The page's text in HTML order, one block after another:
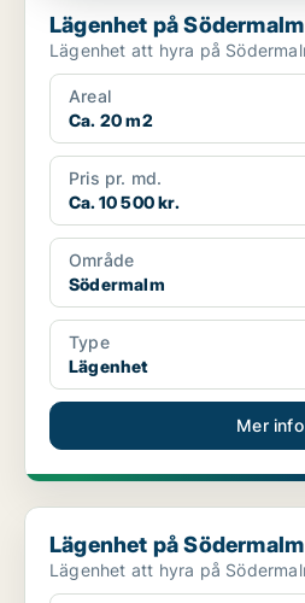
Lägenhet på Södermalm
Areal
Ca. 20 m2
Pris pr. md.
Ca. 10 500 kr.
Område
Södermalm
Type
Lägenhet
Mer info
Lägenhet på Södermalm
Lägenhet på Södermalm